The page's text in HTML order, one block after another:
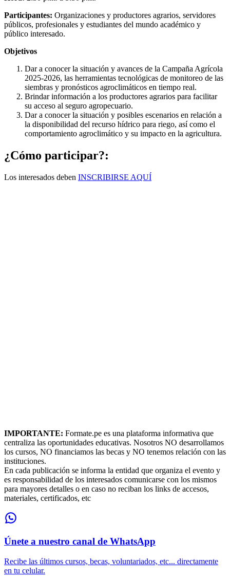
Participantes: Organizaciones y productores agrarios, servidores
públicos, profesionales y estudiantes del mundo académico y
público interesado.
Objetivos
Dar a conocer la situación y avances de la Campaña Agrícola
2025-2026, las herramientas tecnológicas de monitoreo de las
siembras y pronósticos agroclimáticos en tiempo real.
Brindar información a los productores agrarios para facilitar
su acceso al seguro agropecuario.
Dar a conocer la situación y posibles escenarios en relación a
la disponibilidad del recurso hídrico para riego, así como el
comportamiento agroclimático y su impacto en la agricultura.
¿Cómo participar?:
Los interesados deben INSCRIBIRSE AQUÍ
IMPORTANTE: Formate.pe es una plataforma informativa que
centraliza las oportunidades educativas. Nosotros NO desarrollamos
los cursos, NO financiamos las becas y NO tenemos relación con las
instituciones.
En cada publicación se informa la entidad que organiza el evento y
es responsabilidad de los interesados comunicarse con los mismos
para mayores detalles o en caso no reciban los links de accesos,
materiales, certificados, etc
Únete a nuestro canal de WhatsApp
Recibe las últimos cursos, becas, voluntariados, etc... directamente
en tu celular.